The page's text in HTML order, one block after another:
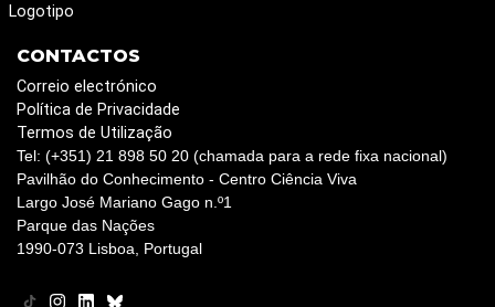
Logotipo
CONTACTOS
Correio electrónico
Política de Privacidade
Termos de Utilização
Tel: (+351) 21 898 50 20 (chamada para a rede fixa nacional)
Pavilhão do Conhecimento - Centro Ciência Viva
Largo José Mariano Gago n.º1
Parque das Nações
1990-073 Lisboa, Portugal